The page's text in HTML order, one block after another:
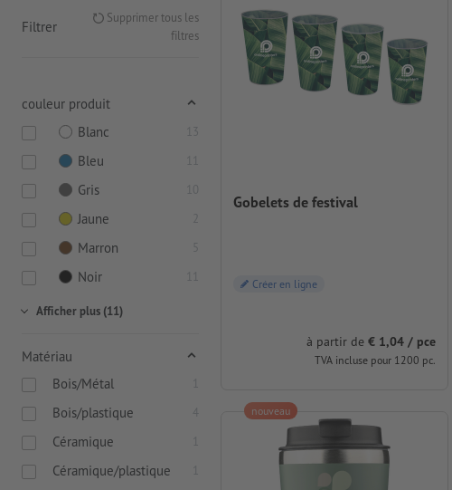
Filtrer
Supprimer tous les
filtres
couleur produit
Blanc
13
Bleu 11
Gris 10
Jaune 2
Marron 5
Noir 11
Afficher plus (11)
Matériau
Bois/Métal
1
Bois/plastique 4
Céramique 1
Céramique/plastique 1
Gobelets de festival
Créer en ligne
à partir de € 1,04 / pce
TVA incluse pour 1200 pc.
nouveau